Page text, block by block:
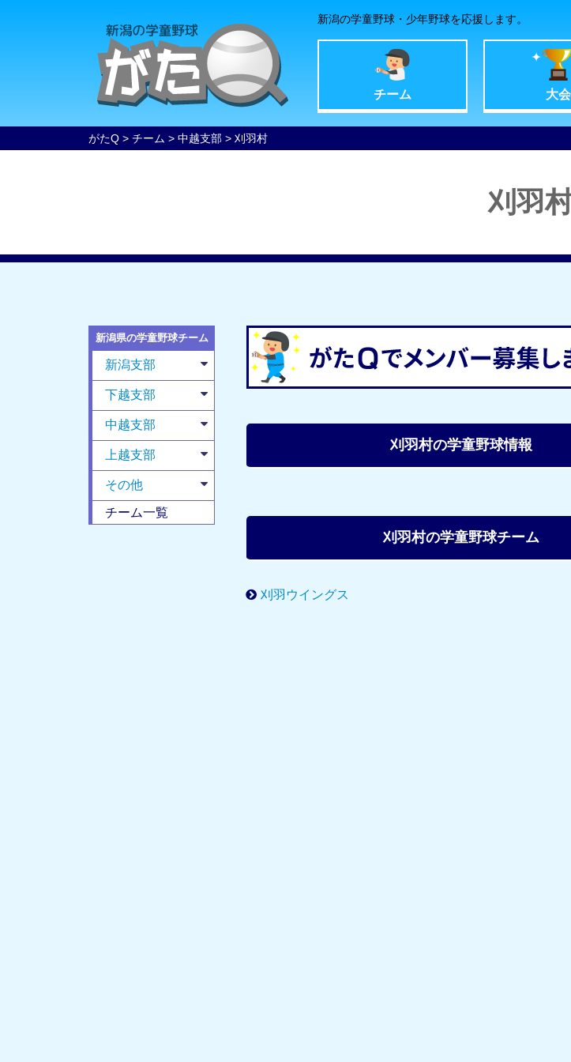
新潟の学童野球・少年野球を応援します。
チーム 大会
がたQ > チーム > 中越支部 > 刈羽村
刈羽
新潟県の学童野球チーム
新潟支部
下越支部
中越支部
上越支部
その他
チーム一覧
刈羽村の学童野球情報
刈羽村の学童野球チーム
刈羽ウイングス